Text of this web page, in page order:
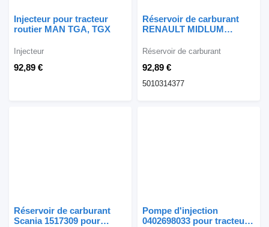
Injecteur pour tracteur
routier MAN TGA, TGX
92,89 €
Injecteur
Réservoir de carburant
RENAULT MIDLUM
pour tracteur routier
92,89 €
Réservoir de carburant
5010314377
Réservoir de carburant
Scania 1517309 pour
Pompe d'injection
0402698033 pour tracteur